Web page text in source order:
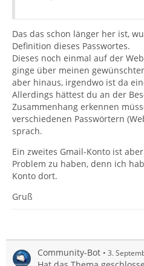
Das das schon länger her ist,
Definition dieses Passwortes.
Dieses noch einmal auf der
ginge über meinen
aber hinaus, irgendwo ist da
Allerdings hättest du an der
Zusammenhang erkennen
verschiedenen Passwörtern
sprach.
Ein zweites Gmail-Konto ist
Problem zu haben, denn ich
Konto dort.
Gruß
Community-Bot 3.